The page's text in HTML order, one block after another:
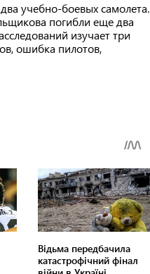
учебно-боевых самолета.
погибли еще два
изучает три
ошибка пилотов,